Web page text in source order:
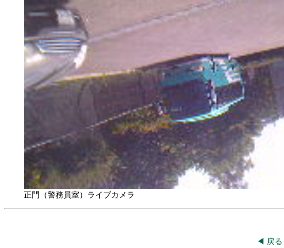
正門（警務員室）ライブカメラ
◀ 戻る